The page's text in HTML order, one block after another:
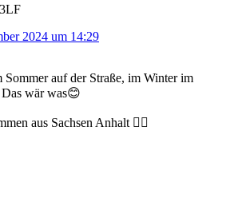
2024 um 14:29
auf der Straße, im Winter im
wär was😊
aus Sachsen Anhalt 🙋‍♂️